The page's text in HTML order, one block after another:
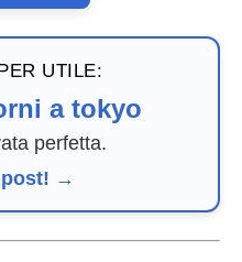
UTILE:
a tokyo
perfetta.
post! →